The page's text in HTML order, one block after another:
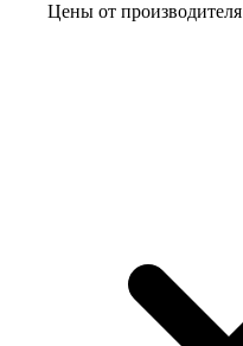
Цены от производителя